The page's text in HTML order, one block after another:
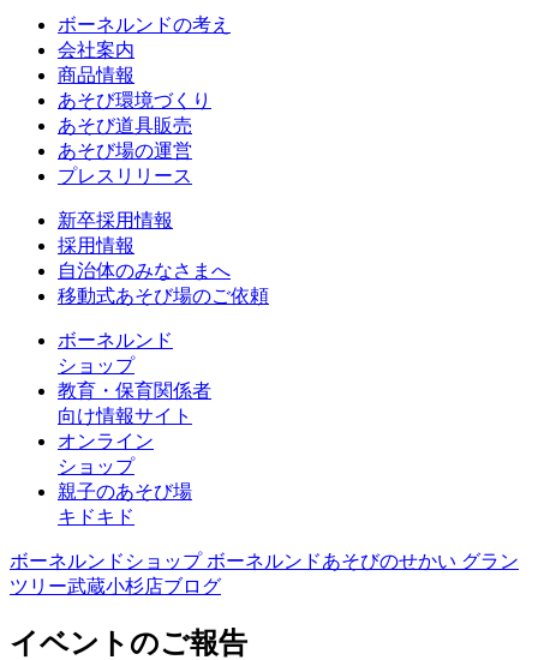
ボーネルンドの考え
会社案内
商品情報
あそび環境づくり
あそび道具販売
あそび場の運営
プレスリリース
新卒採用情報
採用情報
自治体のみなさまへ
移動式あそび場のご依頼
ボーネルンド
ショップ
教育・保育関係者
向け情報サイト
オンライン
ショップ
親子のあそび場
キドキド
ボーネルンドショップ ボーネルンドあそびのせかい グラン
ツリー武蔵小杉店ブログ
イベントのご報告